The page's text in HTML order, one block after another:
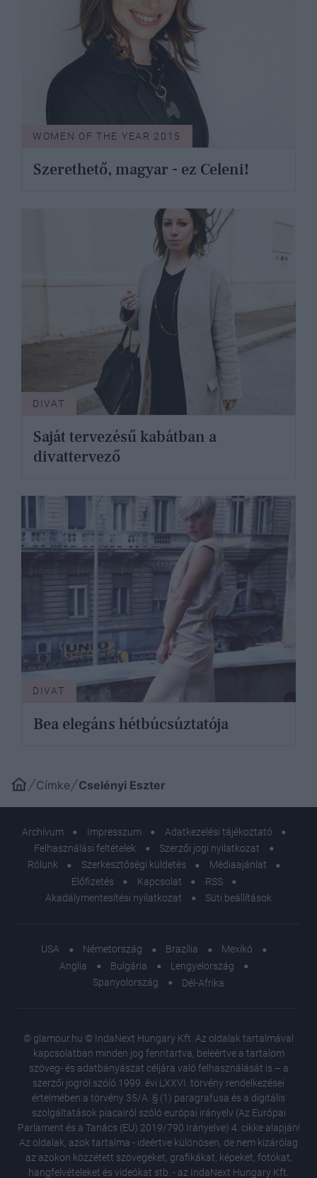
WOMEN OF THE YEAR 2015
Szerethető, magyar - ez Celeni!
DIVAT
Saját tervezésű kabátban a
divattervező
DIVAT
Bea elegáns hétbúcsúztatója
Címke Cselényi Eszter
Archívum Impresszum
Adatkezelési tájékoztató
Felhasználási feltételek
Szerzői jogi nyilatkozat
Rólunk
Szerkesztőségi küldetés
Médiaajánlat
Előfizetés
Kapcsolat
RSS
Akadálymentesítési nyilatkozat
Süti beállítások
USA Németország Brazília
Mexikó
Anglia
Bulgária
Lengyelország
Spanyolország
Dél-Afrika
© glamour.hu © IndaNext Hungary Kft. Az oldalak tartalmával
kapcsolatban minden jog fenntartva, beleértve a tartalom
szöveg- és adatbányászat céljára való felhasználását is – a
szerzői jogról szóló 1999. évi LXXVI. törvény rendelkezései
értelmében a törvény 35/A. § (1) paragrafusa és a digitális
szolgáltatások piacairól szóló európai irányelv (Az Európai
Parlament és a Tanács (EU) 2019/790 Irányelve) 4. cikke alapján!
Az oldalak, azok tartalma - ideértve különösen, de nem kizárólag
az azokon közzétett szövegeket, grafikákat, képeket, fotókat,
hangfelvételeket és videókat stb. - az IndaNext Hungary Kft.